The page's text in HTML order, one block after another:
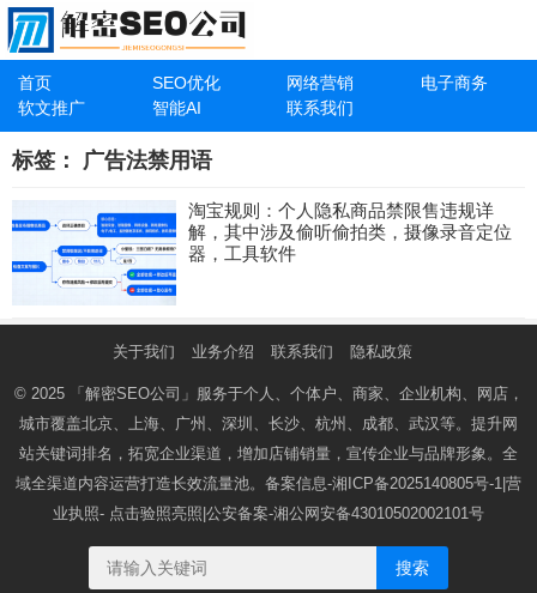
首页 SEO优化 网络营销
电子商务
软文推广
智能AI 联系我们
标签： 广告法禁用语
淘宝规则：个人隐私商品禁限售违规详
解，其中涉及偷听偷拍类，摄像录音定位
器，工具软件
关于我们 业务介绍 联系我们 隐私政策
© 2025 「解密SEO公司」 服务于个人、个体户、商家、企业机构、网店，
城市覆盖北京、上海、广州、深圳、长沙、杭州、成都、武汉等。提升网
站关键词排名，拓宽企业渠道，增加店铺销量，宣传企业与品牌形象。全
域全渠道内容运营打造长效流量池。备案信息-湘ICP备2025140805号-1 |营
业执照- 点击验照亮照 |公安备案-湘公网安备43010502002101号
搜索